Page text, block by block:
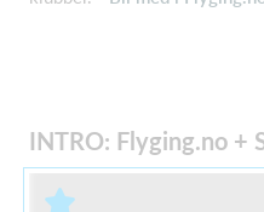
INTRO: Flyging.no +